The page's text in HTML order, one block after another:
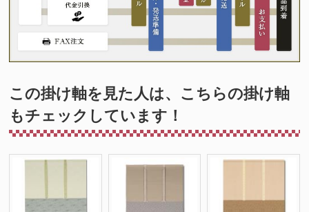
この掛け軸を見た人は、こちらの掛け軸
もチェックしています！